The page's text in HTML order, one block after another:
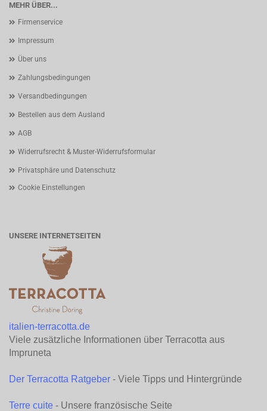
MEHR ÜBER...
Firmenservice
Impressum
Über uns
Zahlungsbedingungen
Versandbedingungen
Bestellen aus dem Ausland
AGB
Widerrufsrecht & Muster-Widerrufsformular
Privatsphäre und Datenschutz
Cookie Einstellungen
UNSERE INTERNETSEITEN
italien-terracotta.de
Viele zusätzliche Informationen über Terracotta aus
Impruneta
Der Terracotta Ratgeber - Viele Tipps und Hintergründe
Terre cuite - Unsere französische Seite